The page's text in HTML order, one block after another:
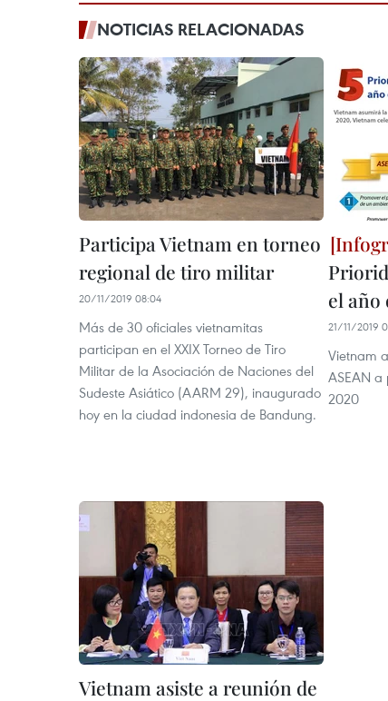
NOTICIAS RELACIONADAS
Participa Vietnam en torneo
regional de tiro militar
20/11/2019 08:04
Más de 30 oficiales vietnamitas
participan en el XXIX Torneo de Tiro
Militar de la Asociación de Naciones del
Sudeste Asiático (AARM 29), inaugurado
hoy en la ciudad indonesia de Bandung.
el año
21/11/2019
Vietnam
ASEAN
2020
Vietnam asiste a reunión de